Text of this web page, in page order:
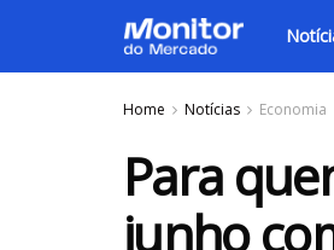
Home Notícias Economia
Para
junho